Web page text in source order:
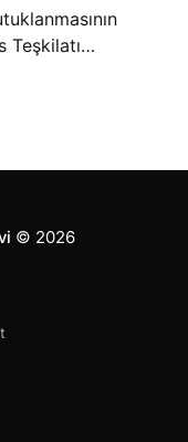
Teşkilatı
© 2026